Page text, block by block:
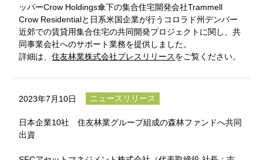
ッパーCrow Holdings傘下の集合住宅開発会社Trammell
Crow Residentialと日系米国企業が行うコロラド州デンバー
近郊での賃貸用集合住宅の共同開発プロジェクトに関し、共
同事業会社へのサポート業務を提供しました。
詳細は、住友林業株式会社プレスリリースをご覧ください。
2023年7月10日 ニュースリリース
日本企業10社 住友林業グループ組成の森林ファンドへ共同
出資